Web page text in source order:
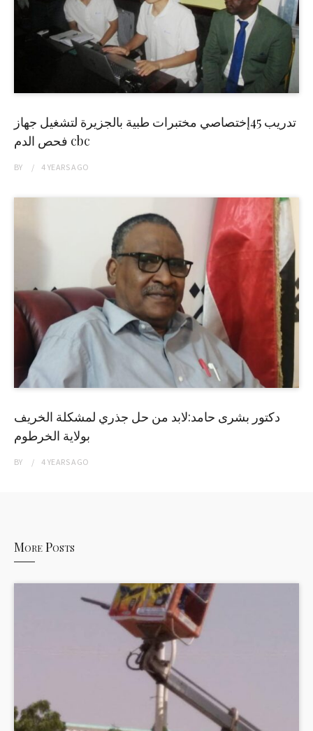
تدريب 45إختصاصي مختبرات طبية بالجزيرة لتشغيل جهاز
فحص الدم cbc
BY 4 YEARSAGO
دكتور بشرى حامد:لابد من حل جذري لمشكلة الخريف
بولاية الخرطوم
BY 4 YEARSAGO
More Posts